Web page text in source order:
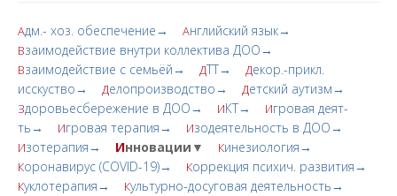
Адм.- хоз. обеспечение→ Английский язык→
Взаимодействие внутри коллектива ДОО→
Взаимодействие с семьёй→ ДТТ→ Декор.-прикл.
исскуство→
Делопроизводство→ Детский аутизм→
Здоровьесбережение в ДОО→ ИКТ→ Игровая деят-
ть→
Игровая терапия→ Изодеятельность в ДОО→
Изотерапия→ Инновации▼ Кинезиология→
Коронавирус (COVID-19)→ Коррекция психич. развития→
Куклотерапия→ Культурно-досуговая деятельность→